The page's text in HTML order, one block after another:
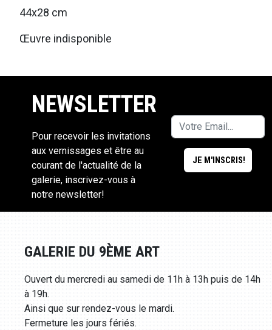
44x28 cm
Œuvre indisponible
NEWSLETTER
Pour recevoir les invitations
aux vernissages et être au
courant de l'actualité de la
galerie, inscrivez-vous à
notre newsletter!
GALERIE DU 9ÈME ART
Ouvert du mercredi au samedi de 11h à 13h puis de 14h
à 19h.
Ainsi que sur rendez-vous le mardi.
Fermeture les jours fériés.